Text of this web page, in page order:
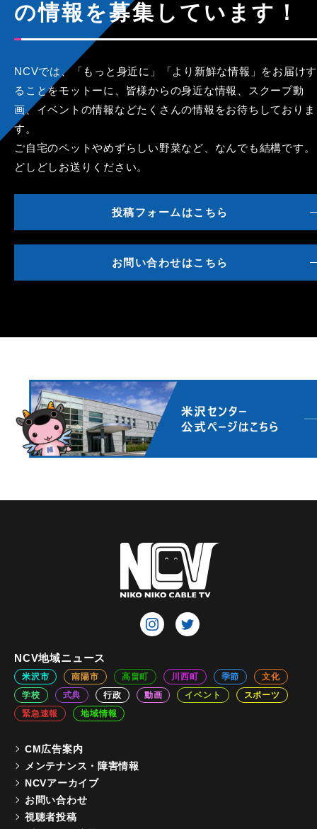
の情報を募集しています！
NCVでは、「もっと身近に」「より新鮮な情報」をお届けす
ることをモットーに、皆様からの身近な情報、スクープ動
画、イベントの情報などたくさんの情報をお待ちしておりま
す。
ご自宅のペットやめずらしい野菜など、なんでも結構です。
どしどしお送りください。
投稿フォームはこちら
お問い合わせはこちら
NCV地域ニュース
米沢市 南陽市 高畠町 川西町 季節
文化
学校
式典 行政 動画 イベント
スポーツ
緊急速報
地域情報
CM広告案内
メンテナンス・障害情報
NCVアーカイブ
お問い合わせ
視聴者投稿